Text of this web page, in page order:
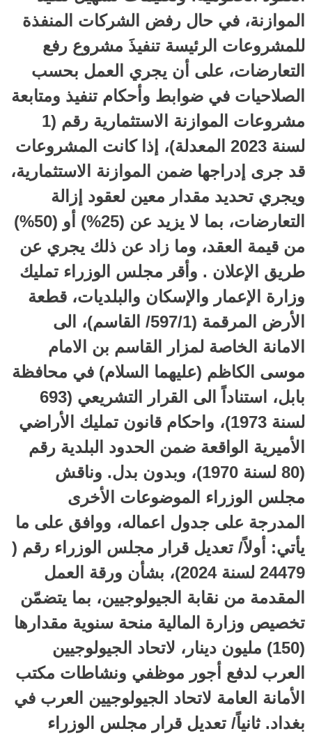
الموازنة، في حال رفض الشركات المنفذة
للمشروعات الرئيسة تنفيذَ مشروع رفع
التعارضات، على أن يجري العمل بحسب
الصلاحيات في ضوابط وأحكام تنفيذ ومتابعة
مشروعات الموازنة الاستثمارية رقم (1
لسنة 2023 المعدلة)، إذا كانت المشروعات
قد جرى إدراجها ضمن الموازنة الاستثمارية،
ويجري تحديد مقدار معين لعقود إزالة
التعارضات، بما لا يزيد عن (25%) أو (50%)
من قيمة العقد، وما زاد عن ذلك يجري عن
طريق الإعلان . وأقر مجلس الوزراء تمليك
وزارة الإعمار والإسكان والبلديات، قطعة
الأرض المرقمة (597/1/ القاسم)، الى
الامانة الخاصة لمزار القاسم بن الامام
موسى الكاظم (عليهما السلام) في محافظة
بابل، استناداً الى القرار التشريعي (693
لسنة 1973)، واحكام قانون تمليك الأراضي
الأميرية الواقعة ضمن الحدود البلدية رقم
(80 لسنة 1970)، وبدون بدل. وناقش
مجلس الوزراء الموضوعات الأخرى
المدرجة على جدول اعماله، ووافق على ما
يأتي: أولاً/ تعديل قرار مجلس الوزراء رقم (
24479 لسنة 2024)، بشأن ورقة العمل
المقدمة من نقابة الجيولوجيين، بما يتضمّن
تخصيص وزارة المالية منحة سنوية مقدارها
(150) مليون دينار، لاتحاد الجيولوجيين
العرب لدفع أجور موظفي ونشاطات مكتب
الأمانة العامة لاتحاد الجيولوجيين العرب في
بغداد. ثانياً/ تعديل قرار مجلس الوزراء